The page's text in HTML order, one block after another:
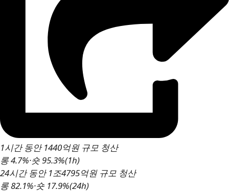
1시간 동안 1440억원 규모 청산
롱 4.7%·숏 95.3%(1h)
24시간 동안 1조4795억원 규모 청산
롱 82.1%·숏 17.9%(24h)